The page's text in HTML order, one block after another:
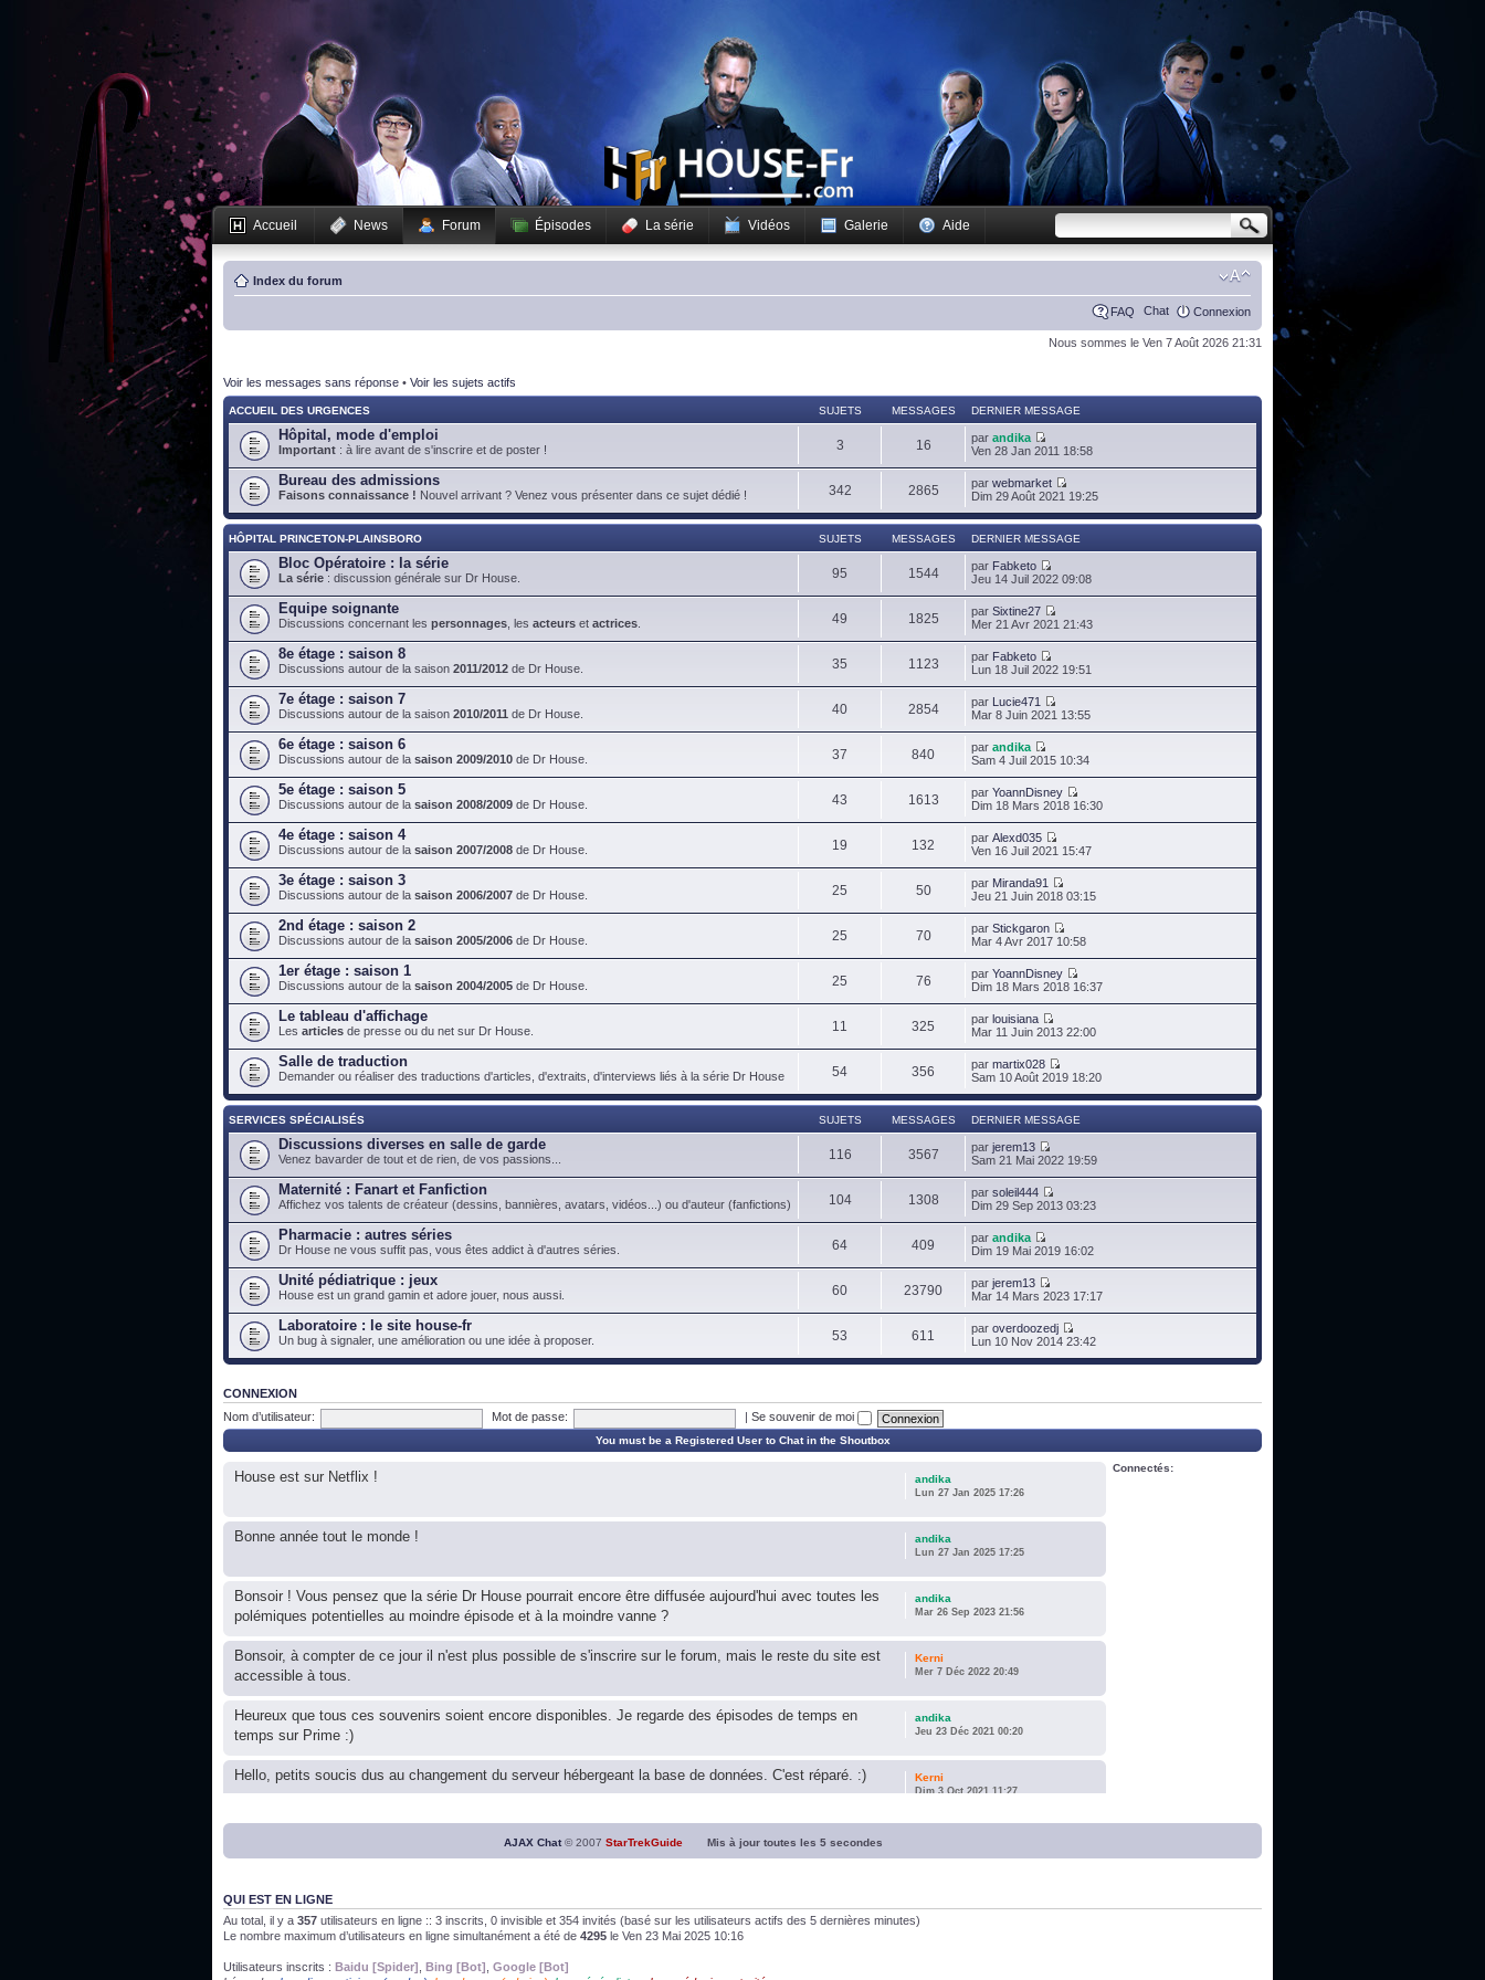
Accueil News Forum Épisodes La série Vidéos Galerie Aide
Index du forum
FAQ Chat Connexion
Nous sommes le Ven 7 Août 2026 21:31
Voir les messages sans réponse • Voir les sujets actifs
ACCUEIL DES URGENCES SUJETS MESSAGES DERNIER MESSAGE
Hôpital, mode d'emploi
Important : à lire avant de s'inscrire et de poster ! 3 16 par andika
Ven 28 Jan 2011 18:58
Bureau des admissions
Faisons connaissance ! Nouvel arrivant ? Venez vous présenter dans ce sujet dédié ! 342 2865 par webmarket
Dim 29 Août 2021 19:25
HÔPITAL PRINCETON-PLAINSBORO SUJETS MESSAGES DERNIER MESSAGE
Bloc Opératoire : la série
La série : discussion générale sur Dr House. 95 1544 par Fabketo
Jeu 14 Juil 2022 09:08
Equipe soignante
Discussions concernant les personnages , les acteurs et actrices 49 1825 par Sixtine27
Mer 21 Avr 2021 21:43
8e étage : saison 8
Discussions autour de la saison 2011/2012 de Dr House. 35 1123 par Fabketo
Lun 18 Juil 2022 19:51
7e étage : saison 7
Discussions autour de la saison 2010/2011 de Dr House. 40 2854 par Lucie471
Mar 8 Juin 2021 13:55
6e étage : saison 6
Discussions autour de la saison 2009/2010 de Dr House. 37 840 par andika
Sam 4 Juil 2015 10:34
5e étage : saison 5
Discussions autour de la saison 2008/2009 de Dr House. 43 1613 par YoannDisney
Dim 18 Mars 2018 16:30
4e étage : saison 4
Discussions autour de la saison 2007/2008 de Dr House. 19 132 par Alexd035
Ven 16 Juil 2021 15:47
3e étage : saison 3
Discussions autour de la saison 2006/2007 de Dr House. 25 50 par Miranda91
Jeu 21 Juin 2018 03:15
2nd étage : saison 2
Discussions autour de la saison 2005/2006 de Dr House. 25 70 par Stickgaron
Mar 4 Avr 2017 10:58
1er étage : saison 1
Discussions autour de la saison 2004/2005 de Dr House. 25 76 par YoannDisney
Dim 18 Mars 2018 16:37
Le tableau d'affichage
Les articles de presse ou du net sur Dr House. 11 325 par louisiana
Mar 11 Juin 2013 22:00
Salle de traduction
Demander ou réaliser des traductions d'articles, d'extraits, d'interviews liés à la série Dr House 54 356 par martix028
Sam 10 Août 2019 18:20
SERVICES SPÉCIALISÉS SUJETS MESSAGES DERNIER MESSAGE
Discussions diverses en salle de garde
Venez bavarder de tout et de rien, de vos passions... 116 3567 par jerem13
Sam 21 Mai 2022 19:59
Maternité : Fanart et Fanfiction
Affichez vos talents de créateur (dessins, bannières, avatars, vidéos...) ou d'auteur (fanfictions) 104 1308 par soleil444
Dim 29 Sep 2013 03:23
Pharmacie : autres séries
Dr House ne vous suffit pas, vous êtes addict à d'autres séries. 64 409 par andika
Dim 19 Mai 2019 16:02
Unité pédiatrique : jeux
House est un grand gamin et adore jouer, nous aussi. 60 23790 par jerem13
Mar 14 Mars 2023 17:17
Laboratoire : le site house-fr
Un bug à signaler, une amélioration ou une idée à proposer. 53 611 par overdoozedj
Lun 10 Nov 2014 23:42
CONNEXION
Nom d’utilisateur:
Mot de passe: Se souvenir de moi
You must be a Registered User to Chat in the Shoutbox
House est sur Netflix ! andika
Lun 27 Jan 2025 17:26
Bonne année tout le monde ! andika
Lun 27 Jan 2025 17:25
Bonsoir ! Vous pensez que la série Dr House pourrait encore être diffusée aujourd'hui avec toutes les
polémiques potentielles au moindre épisode et à la moindre vanne ?
andika
Mar 26 Sep 2023 21:56
Bonsoir, à compter de ce jour il n'est plus possible de s'inscrire sur le forum, mais le reste du site est
accessible à tous.
Kerni
Mer 7 Déc 2022 20:49
Heureux que tous ces souvenirs soient encore disponibles. Je regarde des épisodes de temps en
temps sur Prime :)
andika
Jeu 23 Déc 2021 00:20
Hello, petits soucis dus au changement du serveur hébergeant la base de données. C'est réparé. :) Kerni
Dim 3 Oct 2021 11:27
Bon, 2020, ça n'a pas trop marché. JE vous souhaite une année 2021 plus belle que 2020 !
J'ai l'impression que nous n'avons pas fait les survivor des épisodes issus des saisons 6; 7 et 8 !
Dim 26 Avr 2020 14:19
Connectés:
AJAX Chat© 2007 StarTrekGuide Mis à jour toutes les 5 secondes
QUI EST EN LIGNE
Au total, il y a 357 utilisateurs en ligne :: 3 inscrits, 0 invisible et 354 invités (basé sur les utilisateurs actifs des 5 dernières minutes)
Le nombre maximum d’utilisateurs en ligne simultanément a été de 4295 le Ven 23 Mai 2025 10:16
Utilisateurs inscrits : Baidu [Spider] Bing [Bot] Google [Bot]